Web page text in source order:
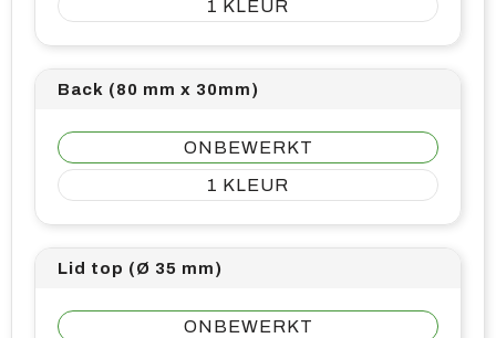
1
Back (80 mm x 30mm)
ONBEWERKT
1
Lid top (Ø 35 mm)
ONBEWERKT